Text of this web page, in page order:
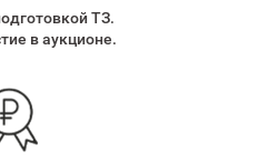
ТЗ.
в аукционе.